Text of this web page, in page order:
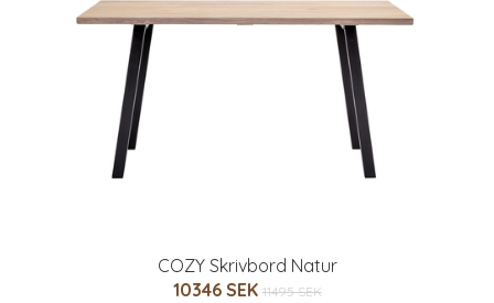
COZY Skrivbord Natur
10346 SEK 11495 SEK